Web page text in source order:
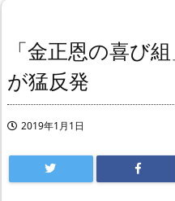
「金正恩の喜び
が猛反発
2019年1月1日